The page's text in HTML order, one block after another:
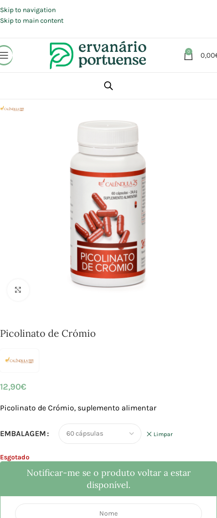
Skip to navigation
Skip to main content
0 0,00
Suplementos alimentares
Picolinato de Crómio
12,90€
Picolinato de Crómio, suplemento alimentar
EMBALAGEM Limpar
Esgotado
Notificar-me se o produto voltar a estar
disponível.